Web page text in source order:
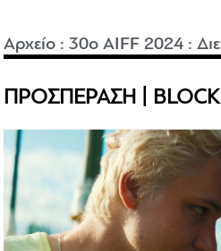
Αρχείο :30o AIFF 2024 :
ΠΡΟΣΠΕΡΑΣΗ | BLOCK